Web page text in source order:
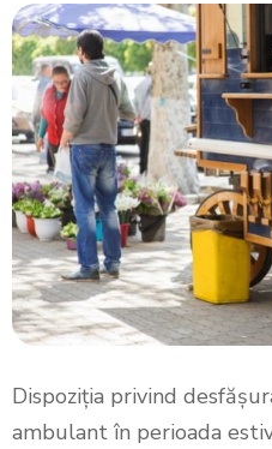
Dispoziţia privind
ambulant în perioada